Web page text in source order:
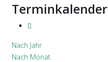
Terminkalender
Nach Jahr
Nach Monat